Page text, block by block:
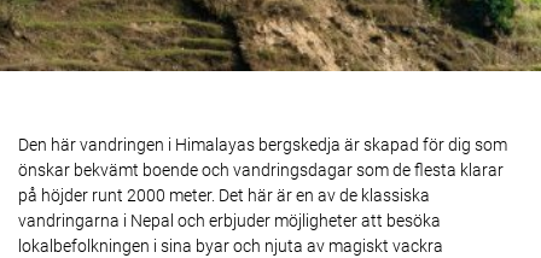
Den här vandringen i Himalayas bergskedja är skapad för dig som
önskar bekvämt boende och vandringsdagar som de flesta klarar
på höjder runt 2000 meter. Det här är en av de klassiska
vandringarna i Nepal och erbjuder möjligheter att besöka
lokalbefolkningen i sina byar och njuta av magiskt vackra